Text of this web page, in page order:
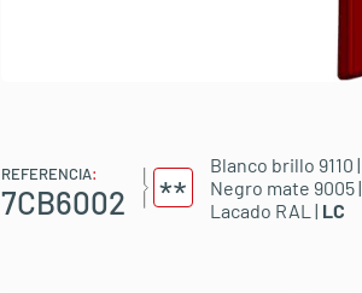
REFERENCIA:
7CB6002
Blanco brillo 9110 |
Negro mate 9005 |
Lacado RAL | LC